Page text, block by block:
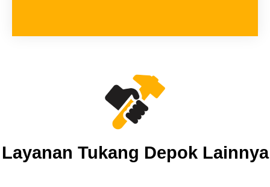
Layanan Tukang Depok Lainnya